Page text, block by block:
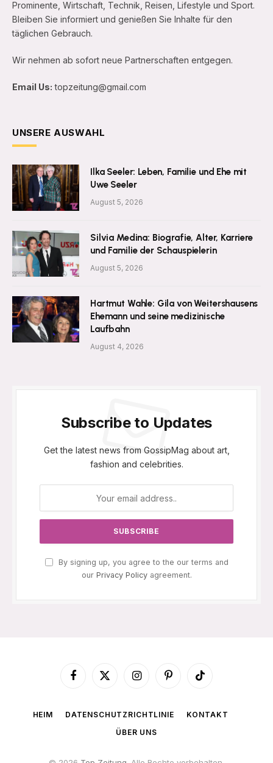
Prominente, Wirtschaft, Technik, Reisen, Lifestyle und Sport.
Bleiben Sie informiert und genießen Sie Inhalte für den
täglichen Gebrauch.
Wir nehmen ab sofort neue Partnerschaften entgegen.
Email Us: topzeitung@gmail.com
UNSERE AUSWAHL
Ilka Seeler: Leben, Familie und Ehe mit
Uwe Seeler
August 5, 2026
Silvia Medina: Biografie, Alter, Karriere
und Familie der Schauspielerin
August 5, 2026
Hartmut Wahle: Gila von Weitershausens
Ehemann und seine medizinische
Laufbahn
August 4, 2026
Subscribe to Updates
Get the latest news from GossipMag about art,
fashion and celebrities.
By signing up, you agree to the our terms and
our Privacy Policyagreement.
Facebook
X
InstagramPinterestTikTok
HEIM DATENSCHUTZRICHTLINIE
KONTAKT
ÜBER UNS